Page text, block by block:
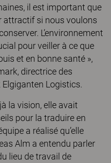
il est important que
attractif si nous voulons
L’environnement
pour veiller à ce que
et en bonne santé »,
directrice des
Logistics.
la vision, elle avait
pour la traduire en
a réalisé qu’elle
Alm a entendu parler
lieu de travail de